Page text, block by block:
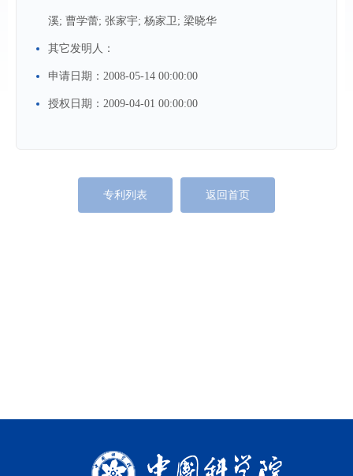
溪; 曹学蕾; 张家宇; 杨家卫; 梁晓华
其它发明人：
申请日期： 2008-05-14 00:00:00
授权日期： 2009-04-01 00:00:00
专利列表 返回首页